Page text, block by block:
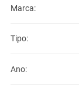
Marca:
Tipo:
Ano: